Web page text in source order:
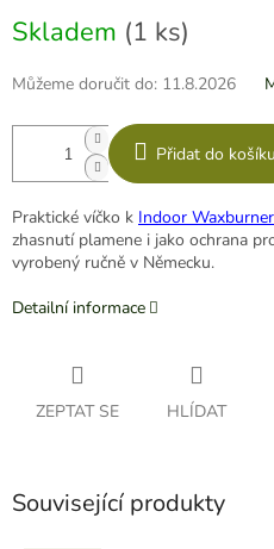
cena:
Skladem (1 ks)
Můžeme doručit do: 11.8.2026
Přidat do košíku
Praktické víčko k Indoor
zhasnutí plamene i jako ochrana
vyrobený ručně v Německu.
Detailní informace
ZEPTAT SE HLÍDAT
Související produkty